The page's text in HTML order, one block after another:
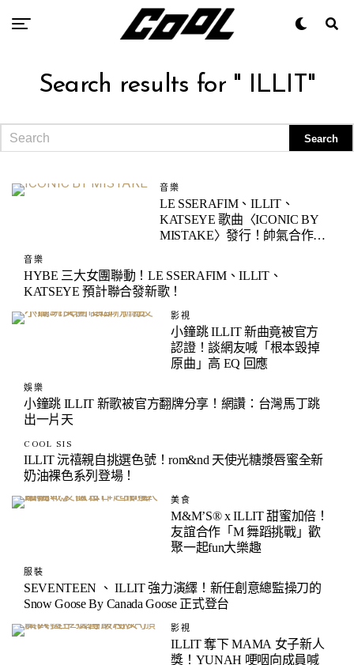
Search results for " ILLIT"
音樂
LE SSERAFIM、ILLIT、
KATSEYE 歌曲〈ICONIC BY
MISTAKE〉發行！帥氣合作舞
音樂
HYBE 三大女團聯動！LE SSERAFIM、ILLIT、
KATSEYE 預計聯合發新歌！
影視
小鐘跳 ILLIT 新曲竟被官方
認證！談網友喊「根本毀掉
原曲」高 EQ 回應
娛樂
小鐘跳 ILLIT 新歌被官方翻牌分享！網讚：台灣馬丁跳
出一片天
COOL SIS
ILLIT 沅禧親自挑選色號！rom&nd 天使光糖漿唇蜜全新
奶油裸色系列登場！
美食
M&M’S® x ILLIT 甜蜜加倍！
友誼合作「M 舞蹈挑戰」歡
聚一起fun大樂趣
服裝
SEVENTEEN 、 ILLIT 強力演繹！新任創意總監操刀的
Snow Goose By Canada Goose 正式登台
影視
ILLIT 奪下 MAMA 女子新人
獎！YUNAH 哽咽向成員喊